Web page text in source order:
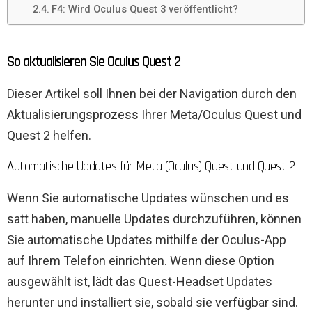
F4: Wird Oculus Quest 3 veröffentlicht?
So aktualisieren Sie Oculus Quest 2
Dieser Artikel soll Ihnen bei der Navigation durch den
Aktualisierungsprozess Ihrer Meta/Oculus Quest und
Quest 2 helfen.
Automatische Updates für Meta (Oculus) Quest und Quest 2
Wenn Sie automatische Updates wünschen und es
satt haben, manuelle Updates durchzuführen, können
Sie automatische Updates mithilfe der Oculus-App
auf Ihrem Telefon einrichten. Wenn diese Option
ausgewählt ist, lädt das Quest-Headset Updates
herunter und installiert sie, sobald sie verfügbar sind.